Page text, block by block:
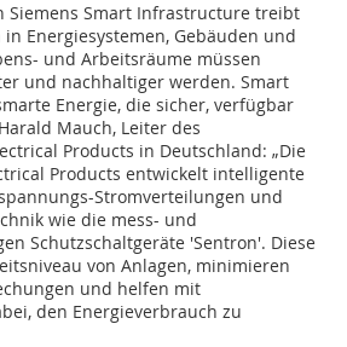
Siemens Smart Infrastructure treibt
Energiesystemen, Gebäuden und
und Arbeitsräume müssen
und nachhaltiger werden. Smart
Energie, die sicher, verfügbar
Mauch, Leiter des
Products in Deutschland: „Die
Products entwickelt intelligente
Stromverteilungen und
wie die mess- und
Schutzschaltgeräte 'Sentron'. Diese
von Anlagen, minimieren
und helfen mit
den Energieverbrauch zu